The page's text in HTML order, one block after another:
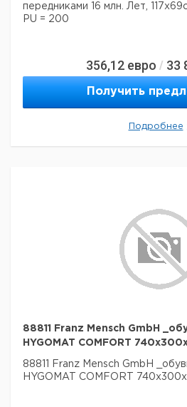
передниками 16 млн. Лет,
PU = 200
356,12 евро / 33
Получить
Подробнее
88811 Franz Mensch GmbH
HYGOMAT COMFORT
88811 Franz Mensch GmbH
HYGOMAT COMFORT